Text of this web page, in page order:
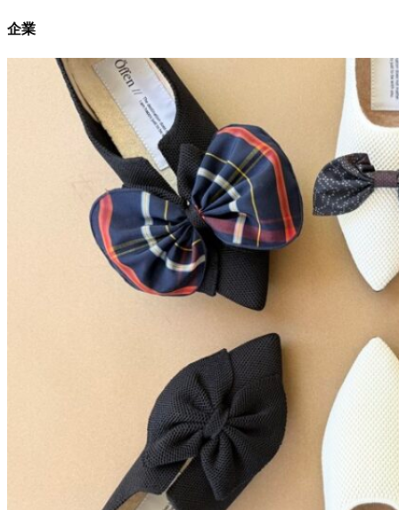
企業